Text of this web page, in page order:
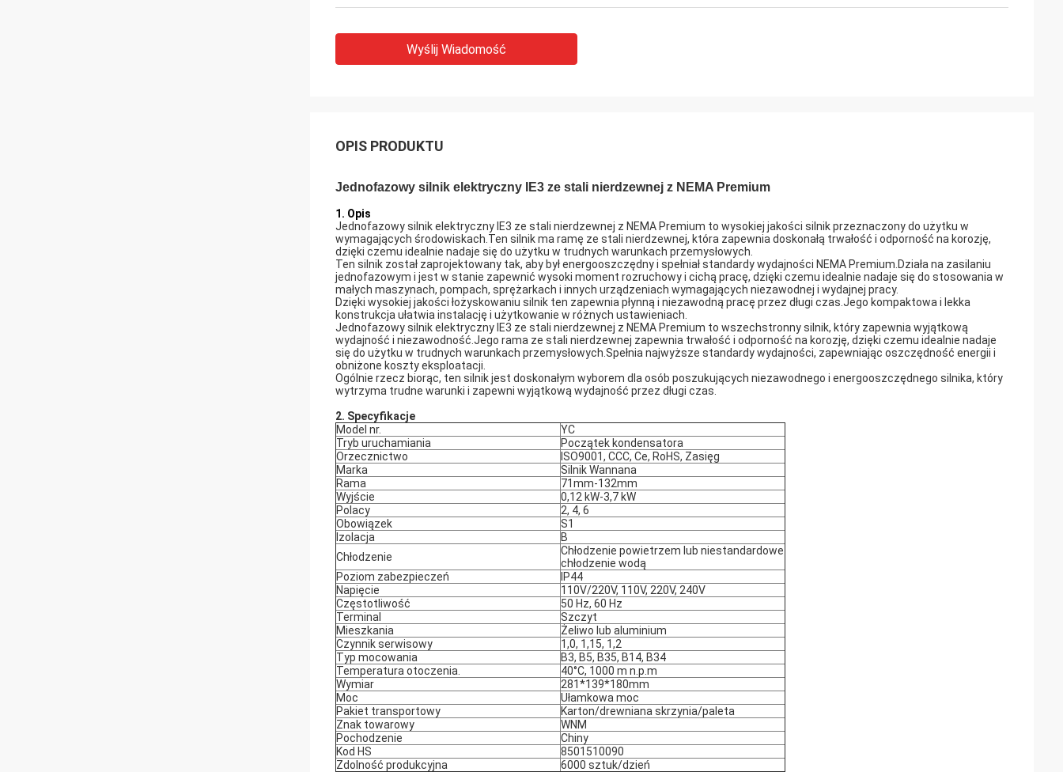
Wyślij Wiadomość
OPIS PRODUKTU
Jednofazowy silnik elektryczny IE3 ze stali nierdzewnej z NEMA Premium
1. Opis
Jednofazowy silnik elektryczny IE3 ze stali nierdzewnej z NEMA Premium to wysokiej jakości silnik przeznaczony do użytku w
wymagających środowiskach.Ten silnik ma ramę ze stali nierdzewnej, która zapewnia doskonałą trwałość i odporność na korozję,
dzięki czemu idealnie nadaje się do użytku w trudnych warunkach przemysłowych.
Ten silnik został zaprojektowany tak, aby był energooszczędny i spełniał standardy wydajności NEMA Premium.Działa na zasilaniu
jednofazowym i jest w stanie zapewnić wysoki moment rozruchowy i cichą pracę, dzięki czemu idealnie nadaje się do stosowania w
małych maszynach, pompach, sprężarkach i innych urządzeniach wymagających niezawodnej i wydajnej pracy.
Dzięki wysokiej jakości łożyskowaniu silnik ten zapewnia płynną i niezawodną pracę przez długi czas.Jego kompaktowa i lekka
konstrukcja ułatwia instalację i użytkowanie w różnych ustawieniach.
Jednofazowy silnik elektryczny IE3 ze stali nierdzewnej z NEMA Premium to wszechstronny silnik, który zapewnia wyjątkową
wydajność i niezawodność.Jego rama ze stali nierdzewnej zapewnia trwałość i odporność na korozję, dzięki czemu idealnie nadaje
się do użytku w trudnych warunkach przemysłowych.Spełnia najwyższe standardy wydajności, zapewniając oszczędność energii i
obniżone koszty eksploatacji.
Ogólnie rzecz biorąc, ten silnik jest doskonałym wyborem dla osób poszukujących niezawodnego i energooszczędnego silnika, który
wytrzyma trudne warunki i zapewni wyjątkową wydajność przez długi czas.
2. Specyfikacje
Model nr.
YC
Tryb uruchamiania
Początek kondensatora
Orzecznictwo
ISO9001, CCC, Ce, RoHS, Zasięg
Marka
Silnik Wannana
Rama
71mm-132mm
Wyjście
0,12 kW-3,7 kW
Polacy
2, 4, 6
Obowiązek
S1
Izolacja
B
Chłodzenie
Chłodzenie powietrzem lub niestandardowe
chłodzenie wodą
Poziom zabezpieczeń
IP44
Napięcie
110V/220V, 110V, 220V, 240V
Częstotliwość
50 Hz, 60 Hz
Terminal
Szczyt
Mieszkania
Żeliwo lub aluminium
Czynnik serwisowy
1,0, 1,15, 1,2
Typ mocowania
B3, B5, B35, B14, B34
Temperatura otoczenia.
40°C, 1000 m n.p.m
Wymiar
281*139*180mm
Moc
Ułamkowa moc
Pakiet transportowy
Karton/drewniana skrzynia/paleta
Znak towarowy
WNM
Pochodzenie
Chiny
Kod HS
8501510090
Zdolność produkcyjna
6000 sztuk/dzień